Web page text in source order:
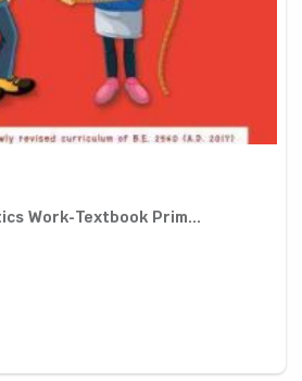
Work-Textbook Prim...